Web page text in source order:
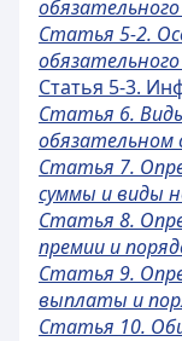
Статья 5-2.
Статья 5-3.
Статья 6.
обязательном
Статья 7.
суммы и виды
Статья 8.
премии и
Статья 9.
выплаты и
Статья 10.